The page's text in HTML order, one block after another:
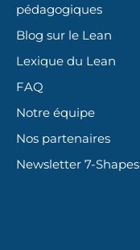
pédagogiques
Blog sur le Lean
Lexique du Lean
FAQ
Notre équipe
Nos partenaires
Newsletter 7-Shapes